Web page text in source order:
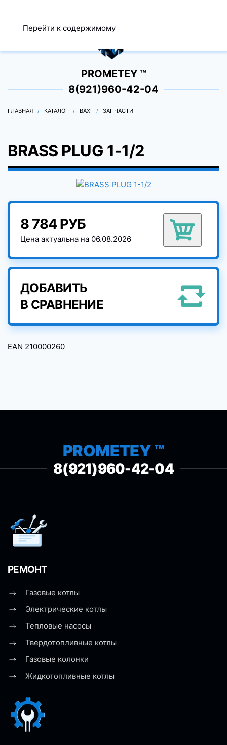
Перейти к содержимому
0
PROMETEY ™
8(921)960-42-04
ГЛАВНАЯ КАТАЛОГ BAXI ЗАПЧАСТИ
BRASS PLUG 1-1/2
8 784 РУБ
Цена актуальна на 06.08.2026
ДОБАВИТЬ
В СРАВНЕНИЕ
EAN 210000260
PROMETEY ™
8(921)960-42-04
РЕМОНТ
Газовые котлы
Электрические котлы
Тепловые насосы
Твердотопливные котлы
Газовые колонки
Жидкотопливные котлы